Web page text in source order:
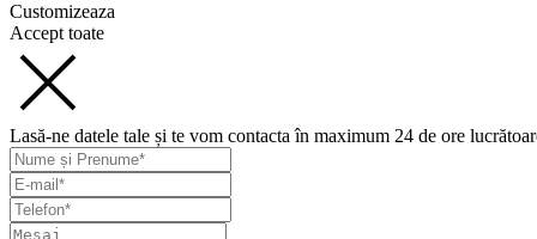
Customizeaza
Accept toate
Lasă-ne datele tale și te vom contacta în maximum 24 de ore